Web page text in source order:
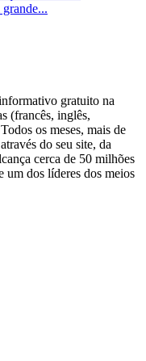
gratuito na
(francês, inglês,
os meses, mais de
do seu site, da
cerca de 50 milhões
um dos líderes dos meios